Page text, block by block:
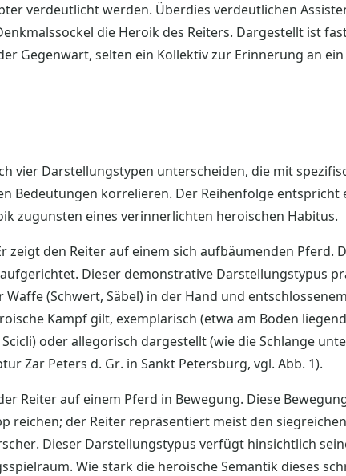
verdeutlicht werden. Überdies verdeutlichen
die Heroik des Reiters. Dargestellt ist
Gegenwart, selten ein Kollektiv zur Erinnerung an
vier Darstellungstypen unterscheiden, die mit
Bedeutungen korrelieren. Der Reihenfolge entspricht
zugunsten eines verinnerlichten heroischen Habitus.
Er zeigt den Reiter auf einem sich aufbäumenden Pferd.
Dieser demonstrative Darstellungstypus
(Schwert, Säbel) in der Hand und
Kampf gilt, exemplarisch (etwa am Boden
oder allegorisch dargestellt (wie die Schlange
Zar Peters d. Gr. in Sankt Petersburg, vgl. Abb. 1).
Reiter auf einem Pferd in Bewegung. Diese
reichen; der Reiter repräsentiert meist den
Dieser Darstellungstypus verfügt hinsichtlich
Wie stark die heroische Semantik dieses